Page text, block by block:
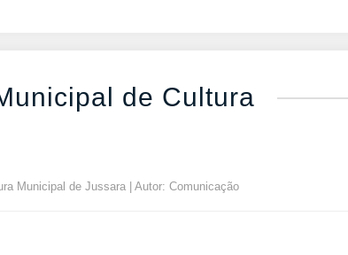
de Cultura
Municipal de Jussara | Autor: Comunicação